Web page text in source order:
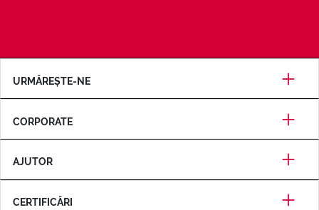
URMĂREȘTE-NE
CORPORATE
AJUTOR
CERTIFICĂRI